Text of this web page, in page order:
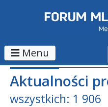
Menu
Aktualności
wszystkich: 1 906